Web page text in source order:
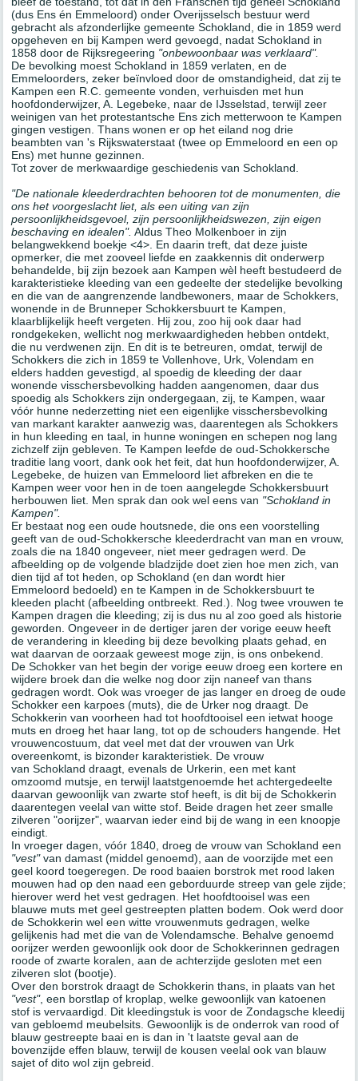
(dus Ens én Emmeloord) onder Overijsselsch bestuur werd
gebracht als afzonderlijke gemeente Schokland, die in 1859 werd
opgeheven en bij Kampen werd gevoegd, nadat Schokland in
1858 door de Rijksregeering "onbewoonbaar was verklaard".
De bevolking moest Schokland in 1859 verlaten, en de
Emmeloorders, zeker beïnvloed door de omstandigheid, dat zij te
Kampen een R.C. gemeente vonden, verhuisden met hun
hoofdonderwijzer, A. Legebeke, naar de IJsselstad, terwijl zeer
weinigen van het protestantsche Ens zich metterwoon te Kampen
gingen vestigen. Thans wonen er op het eiland nog drie
beambten van 's Rijkswaterstaat (twee op Emmeloord en een op
Ens) met hunne gezinnen.
Tot zover de merkwaardige geschiedenis van Schokland.
"De nationale kleederdrachten behooren tot de monumenten, die
ons het voorgeslacht liet, als een uiting van zijn
persoonlijkheidsgevoel, zijn persoonlijkheidswezen, zijn eigen
beschaving en idealen". Aldus Theo Molkenboer in zijn
belangwekkend boekje <4>. En daarin treft, dat deze juiste
opmerker, die met zooveel liefde en zaakkennis dit onderwerp
behandelde, bij zijn bezoek aan Kampen wèl heeft bestudeerd de
karakteristieke kleeding van een gedeelte der stedelijke bevolking
en die van de aangrenzende landbewoners, maar de Schokkers,
wonende in de Brunneper Schokkersbuurt te Kampen,
klaarblijkelijk heeft vergeten. Hij zou, zoo hij ook daar had
rondgekeken, wellicht nog merkwaardigheden hebben ontdekt,
die nu verdwenen zijn. En dit is te betreuren, omdat, terwijl de
Schokkers die zich in 1859 te Vollenhove, Urk, Volendam en
elders hadden gevestigd, al spoedig de kleeding der daar
wonende visschersbevolking hadden aangenomen, daar dus
spoedig als Schokkers zijn ondergegaan, zij, te Kampen, waar
vóór hunne nederzetting niet een eigenlijke visschersbevolking
van markant karakter aanwezig was, daarentegen als Schokkers
in hun kleeding en taal, in hunne woningen en schepen nog lang
zichzelf zijn gebleven. Te Kampen leefde de oud-Schokkersche
traditie lang voort, dank ook het feit, dat hun hoofdonderwijzer, A.
Legebeke, de huizen van Emmeloord liet afbreken en die te
Kampen weer voor hen in de toen aangelegde Schokkersbuurt
herbouwen liet. Men sprak dan ook wel eens van "Schokland in
Kampen".
Er bestaat nog een oude houtsnede, die ons een voorstelling
geeft van de oud-Schokkersche kleederdracht van man en vrouw,
zoals die na 1840 ongeveer, niet meer gedragen werd. De
afbeelding op de volgende bladzijde doet zien hoe men zich, van
dien tijd af tot heden, op Schokland (en dan wordt hier
Emmeloord bedoeld) en te Kampen in de Schokkersbuurt te
kleeden placht (afbeelding ontbreekt. Red.). Nog twee vrouwen te
Kampen dragen die kleeding; zij is dus nu al zoo goed als historie
geworden. Ongeveer in de dertiger jaren der vorige eeuw heeft
de verandering in kleeding bij deze bevolking plaats gehad, en
wat daarvan de oorzaak geweest moge zijn, is ons onbekend.
De Schokker van het begin der vorige eeuw droeg een kortere en
wijdere broek dan die welke nog door zijn naneef van thans
gedragen wordt. Ook was vroeger de jas langer en droeg de oude
Schokker een karpoes (muts), die de Urker nog draagt. De
Schokkerin van voorheen had tot hoofdtooisel een ietwat hooge
muts en droeg het haar lang, tot op de schouders hangende. Het
vrouwencostuum, dat veel met dat der vrouwen van Urk
overeenkomt, is bizonder karakteristiek. De vrouw
van Schokland draagt, evenals de Urkerin, een met kant
omzoomd mutsje, en terwijl laatstgenoemde het achtergedeelte
daarvan gewoonlijk van zwarte stof heeft, is dit bij de Schokkerin
daarentegen veelal van witte stof. Beide dragen het zeer smalle
zilveren "oorijzer", waarvan ieder eind bij de wang in een knoopje
eindigt.
In vroeger dagen, vóór 1840, droeg de vrouw van Schokland een
"vest"van damast (middel genoemd), aan de voorzijde met een
geel koord toegeregen. De rood baaien borstrok met rood laken
mouwen had op den naad een geborduurde streep van gele zijde;
hierover werd het vest gedragen. Het hoofdtooisel was een
blauwe muts met geel gestreepten platten bodem. Ook werd door
de Schokkerin wel een witte vrouwenmuts gedragen, welke
gelijkenis had met die van de Volendamsche. Behalve genoemd
oorijzer werden gewoonlijk ook door de Schokkerinnen gedragen
roode of zwarte koralen, aan de achterzijde gesloten met een
zilveren slot (bootje).
Over den borstrok draagt de Schokkerin thans, in plaats van het
"vest", een borstlap of kroplap, welke gewoonlijk van katoenen
stof is vervaardigd. Dit kleedingstuk is voor de Zondagsche kleedij
van gebloemd meubelsits. Gewoonlijk is de onderrok van rood of
blauw gestreepte baai en is dan in 't laatste geval aan de
bovenzijde effen blauw, terwijl de kousen veelal ook van blauw
sajet of dito wol zijn gebreid.